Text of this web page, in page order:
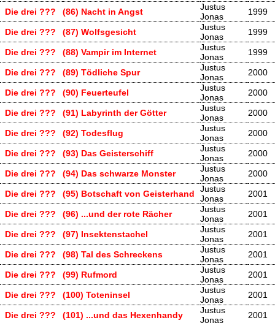
Die drei ??? (86) Nacht in Angst
Justus
Jonas
1999
Die drei ??? (87) Wolfsgesicht
Justus
Jonas
1999
Die drei ??? (88) Vampir im Internet
Justus
Jonas
1999
Die drei ??? (89) Tödliche Spur
Justus
Jonas
2000
Die drei ??? (90) Feuerteufel
Justus
Jonas
2000
Die drei ??? (91) Labyrinth der Götter
Justus
Jonas
2000
Die drei ??? (92) Todesflug
Justus
Jonas
2000
Die drei ??? (93) Das Geisterschiff
Justus
Jonas
2000
Die drei ??? (94) Das schwarze Monster
Justus
Jonas
2000
Die drei ??? (95) Botschaft von Geisterhand
Justus
Jonas
2001
Die drei ??? (96) ...und der rote Rächer
Justus
Jonas
2001
Die drei ??? (97) Insektenstachel
Justus
Jonas
2001
Die drei ??? (98) Tal des Schreckens
Justus
Jonas
2001
Die drei ??? (99) Rufmord
Justus
Jonas
2001
Die drei ??? (100) Toteninsel
Justus
Jonas
2001
Die drei ??? (101) ...und das Hexenhandy
Justus
Jonas
2001